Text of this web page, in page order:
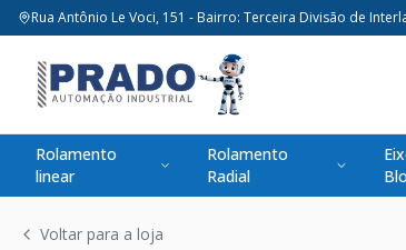
Rua Antônio Le Voci, 151 - Bairro: Terceira Divisão de
Rolamento
linear
Rolamento
Radial
Voltar para a loja